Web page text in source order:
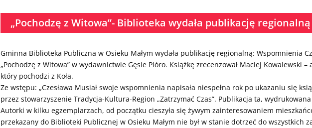
„Pochodzę z Witowa”- Biblioteka wydała publikację regionalną
Gminna Biblioteka Publiczna w Osieku Małym wydała publikację regionalną: Wspomnienia
„Pochodzę z Witowa” w wydawnictwie Gęsie Pióro. Książkę zrecenzował Maciej Kowalewski
który pochodzi z Koła.
Ze wstępu: „Czesława Musiał swoje wspomnienia napisała niespełna rok po ukazaniu się
przez stowarzyszenie Tradycja-Kultura-Region „Zatrzymać Czas”. Publikacja ta,
Autorki w kilku egzemplarzach, od początku cieszyła się żywym zainteresowaniem
przekazany do Biblioteki Publicznej w Osieku Małym nie był w stanie dotrzeć do wszystkich